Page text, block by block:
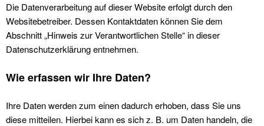
Die Datenverarbeitung auf dieser Website erfolgt durch den
Websitebetreiber. Dessen Kontaktdaten können Sie dem
Abschnitt „Hinweis zur Verantwortlichen Stelle“ in dieser
Datenschutzerklärung entnehmen.
Wie erfassen wir Ihre Daten?
Ihre Daten werden zum einen dadurch erhoben, dass Sie uns
diese mitteilen. Hierbei kann es sich z. B. um Daten handeln, die